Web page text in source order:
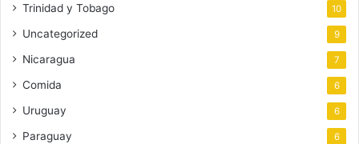
Trinidad y Tobago 10
Uncategorized 9
Nicaragua 7
Comida 6
Uruguay 6
Paraguay 6